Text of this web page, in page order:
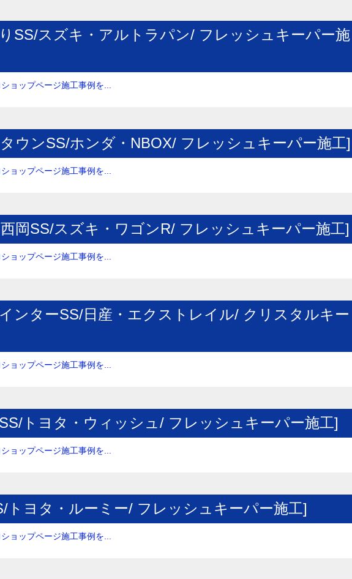
SS/スズキ・アルトラパン/ フレッシュキーパー施
ョップページ施工事例を...
ウンSS/ホンダ・NBOX/ フレッシュキーパー施工]
ョップページ施工事例を...
岡SS/スズキ・ワゴンR/ フレッシュキーパー施工]
ョップページ施工事例を...
ンターSS/日産・エクストレイル/ クリスタルキー
ョップページ施工事例を...
トヨタ・ウィッシュ/ フレッシュキーパー施工]
ョップページ施工事例を...
トヨタ・ルーミー/ フレッシュキーパー施工]
ョップページ施工事例を...